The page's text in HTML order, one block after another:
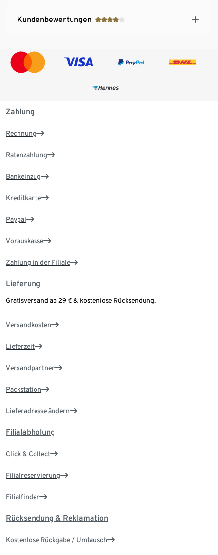
Kundenbewertungen
Zahlung
Rechnung
Ratenzahlung
Bankeinzug
Kreditkarte
Paypal
Vorauskasse
Zahlung in der Filiale
Lieferung
Gratisversand ab 29 € & kostenlose Rücksendung.
Versandkosten
Lieferzeit
Versandpartner
Packstation
Lieferadresse ändern
Filialabholung
Click & Collect
Filialreservierung
Filialfinder
Rücksendung & Reklamation
Kostenlose Rückgabe / Umtausch